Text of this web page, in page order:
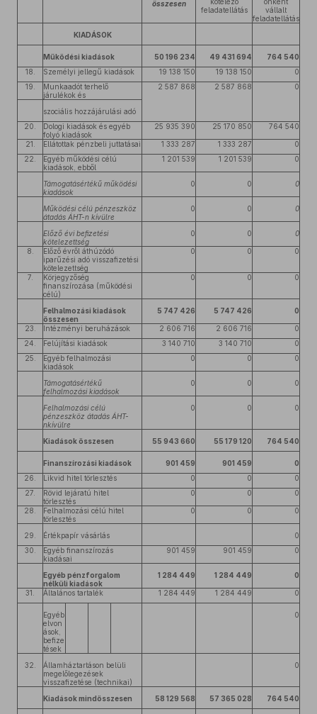
összesen
feladatellátás
vállalt
feladatellátás
KIADÁSOK
Működési kiadások 50 196 234 49 431 694
764 540
18.
Személyi jellegű kiadások 19 138 150 19 138 150
0
19.
Munkaadót terhelő
járulékok és
2 587 868 2 587 868 0
szociális hozzájárulási adó
20.
Dologi kiadások és egyéb
folyó kiadások
25 935 390 25 170 850 764 540
21. Ellátottak pénzbeli juttatásai 1 333 287 1 333 287
0
22.
Egyéb működési célú
kiadások, ebből
1 201 539 1 201 539 0
Támogatásértékű működési
kiadások
0 0 0
Működési célú pénzeszköz
átadás ÁHT-n kívülre
0 0 0
Előző évi befizetési
kötelezettség
0 0 0
8.
Előző évről áthúzódó
iparűzési adó visszafizetési
kötelezettség
0 0 0
7.
Körjegyzőség
finanszírozása (működési
célú)
0 0 0
Felhalmozási kiadások
összesen
5 747 426 5 747 426 0
23. Intézményi beruházások 2 606 716 2 606 716
0
24.
Felújítási kiadások 3 140 710 3 140 710
0
25.
Egyéb felhalmozási
kiadások
0 0 0
Támogatásértékű
felhalmozási kiadások
0 0 0
Felhalmozási célú
pénzeszköz átadás ÁHT-
nkívülre
0 0 0
Kiadások összesen 55 943 660 55 179 120 764 540
Finanszírozási kiadások 901 459 901 459
0
26.
Likvid hitel törlesztés 0 0
0
27.
Rövid lejáratú hitel
törlesztés
0 0 0
28.
Felhalmozási célú hitel
törlesztés
0 0 0
29. Értékpapír vásárlás
0
30.
Egyéb finanszírozás
kiadásai
901 459 901 459 0
Egyéb pénzforgalom
nélküli kiadások
1 284 449 1 284 449 0
31. Általános tartalék 1 284 449 1 284 449 0
Egyéb
elvon
ások,
befize
tések
0
32.
Államháztartáson belüli
megelőlegezések
visszafizetése (technikai)
0
Kiadások mindösszesen 58 129 568 57 365 028 764 540